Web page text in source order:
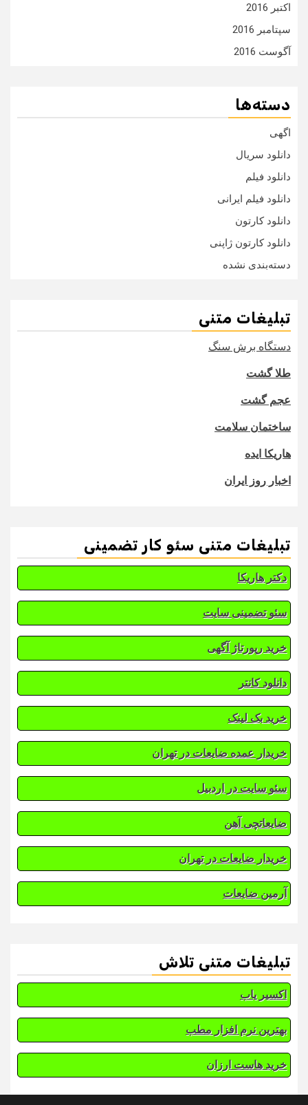
اکتبر 2016
سپتامبر 2016
آگوست 2016
دسته‌ها
اگهی
دانلود سریال
دانلود فیلم
دانلود فیلم ایرانی
دانلود کارتون
دانلود کارتون ژاپنی
دسته‌بندی نشده
تبلیغات متنی
دستگاه برش سنگ
طلا گشت
عجم گشت
ساختمان سلامت
هاریکا ایده
اخبار روز ایران
تبلیغات متنی سئو کار تضمینی
دکتر هاریکا
سئو تضمینی سایت
خرید رپورتاژ آگهی
دانلود کانتر
خرید بک لینک
خریدار عمده ضایعات در تهران
سئو سایت در اردبیل
ضایعاتچی آهن
خریدار ضایعات در تهران
آرمین ضایعات
تبلیغات متنی تلاش
اکسیر یاب
بهترین نرم افزار مطب
خرید هاست ارزان